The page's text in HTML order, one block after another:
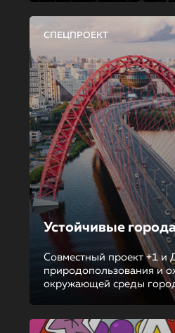
СПЕЦПРОЕКТ
Устойчивые
Совместный проект +1 и
природопользования и
окружающей среды